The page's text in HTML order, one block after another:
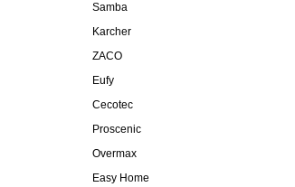
Samba
Karcher
ZACO
Eufy
Cecotec
Proscenic
Overmax
Easy Home